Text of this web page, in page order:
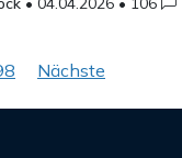
Nächste